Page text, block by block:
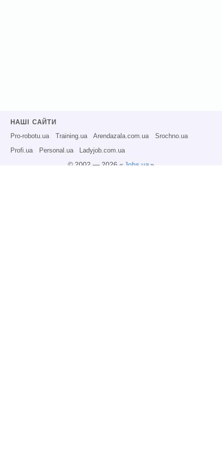
НАШІ САЙТИ
Pro-robotu.ua Training.ua Arendazala.com.ua Srochno.ua
Profi.ua Personal.ua Ladyjob.com.ua
© 2002 — 2026 « Jobs.ua»